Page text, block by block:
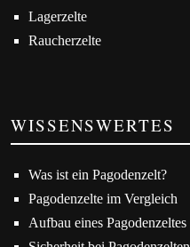
Lagerzelte
Raucherzelte
WISSENSWERTES
Was ist ein Pagodenzelt?
Pagodenzelte im Vergleich
Aufbau eines Pagodenzeltes